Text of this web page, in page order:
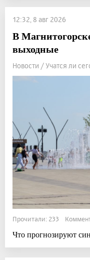
12:32, 8 авг 2026
В
выходные
Новости / Учатся ли
Прочитали: 233
Что прогнозируют